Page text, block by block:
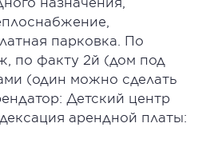
парковка. По
по факту 2й (дом под
(один можно сделать
Детский центр
арендной платы: